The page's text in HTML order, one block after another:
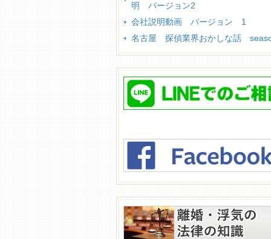
明 バージョン2
会社説明動画 バージョン 1
名古屋 探偵業界おかしな話